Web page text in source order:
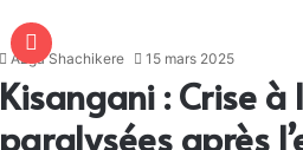
Azga Shachikere 15 mars 2025
Kisangani : Crise à
paralysées après